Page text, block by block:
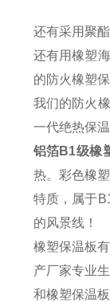
还有采用聚
还有用橡塑
的防火橡塑
我们的防火
一代绝热保
铝箔B1级橡
热。彩色橡
特质，属于
的风景线！
橡塑保温板
产厂家专业
和橡塑保温